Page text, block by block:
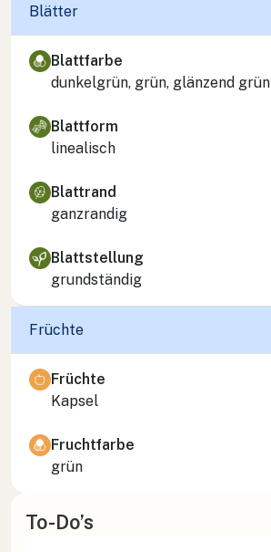
Blätter
Blattfarbe
dunkelgrün, grün, glänzend grün
Blattform
linealisch
Blattrand
ganzrandig
Blattstellung
grundständig
Früchte
Früchte
Kapsel
Fruchtfarbe
grün
To-Do’s